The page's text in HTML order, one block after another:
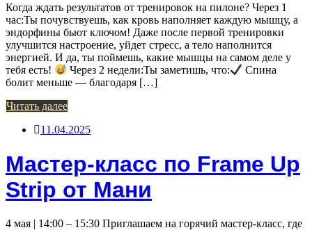
Когда ждать результатов от тренировок на пилоне? Через 1
час:Ты почувствуешь, как кровь наполняет каждую мышцу, а
эндорфины бьют ключом! Даже после первой тренировки
улучшится настроение, уйдет стресс, а тело наполнится
энергией. И да, ты поймешь, какие мышцы на самом деле у
тебя есть!
Через 2 недели:Ты заметишь, что:
Спина
болит меньше — благодаря […]
Читать далее
11.04.2025
Мастер-класс по Frame Up
Strip от Мани
4 мая | 14:00 – 15:30 Приглашаем на горячий мастер-класс, где